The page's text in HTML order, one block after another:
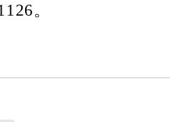
。